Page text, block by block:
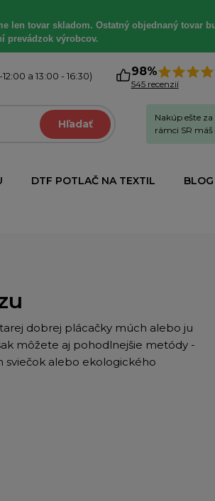
len tovar skladom. Ostatný objednaný tovar
prevádzok výrobcov.
a 13:00 - 16:30) 98%
545 recenzií
Hľadať
Nakúp ešte za
rámci SR
DTF POTLAČ NA TEXTIL BLOG
dobrej plácačky múch alebo ju
môžete aj pohodlnejšie metódy -
alebo ekologického